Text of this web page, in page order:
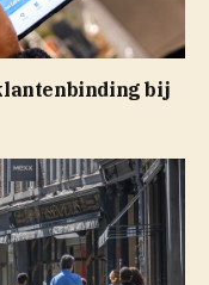
bij